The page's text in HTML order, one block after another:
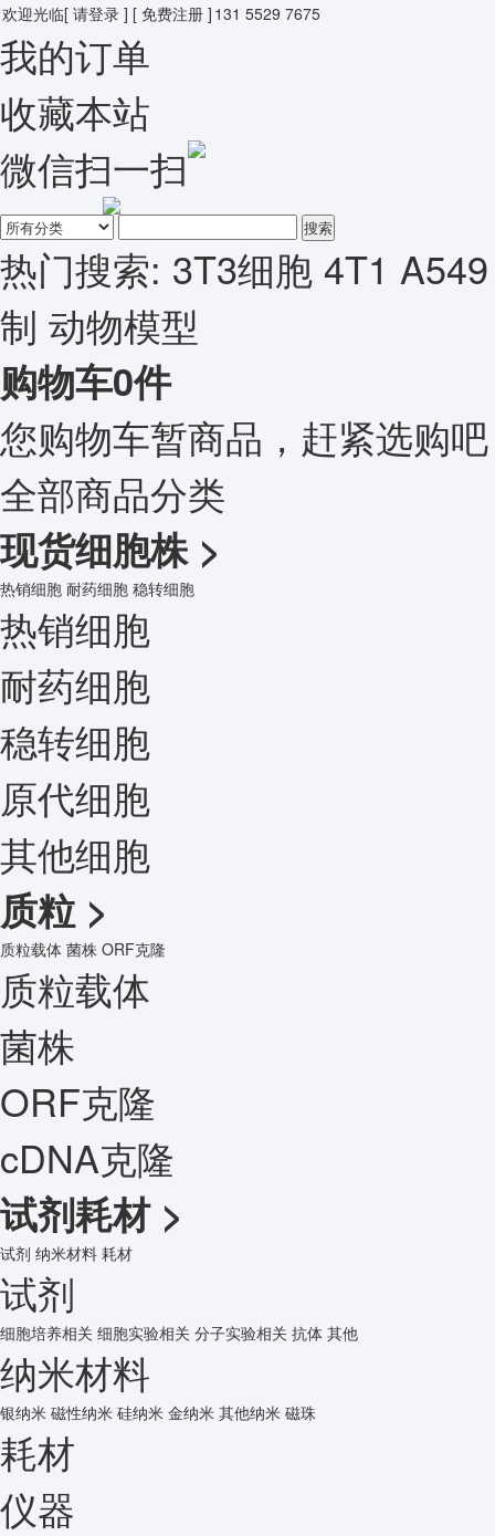
欢迎光临[ 请登录 ] [ 免费注册 ] 131 5529 7675
我的订单
收藏本站
微信扫一扫
搜索
热门搜索: 3T3细胞 4T1 A549
制 动物模型
购物车0件
您购物车暂商品，赶紧选购
全部商品分类
现货细胞株 >
热销细胞 耐药细胞 稳转细胞
热销细胞
耐药细胞
稳转细胞
原代细胞
其他细胞
质粒 >
质粒载体 菌株 ORF克隆
质粒载体
菌株
ORF克隆
cDNA克隆
试剂耗材 >
试剂 纳米材料 耗材
试剂
细胞培养相关 细胞实验相关 分子实验相关 抗体 其他
纳米材料
银纳米 磁性纳米 硅纳米 金纳米 其他纳米 磁珠
耗材
仪器